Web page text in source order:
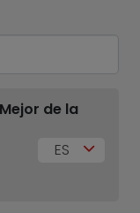
de la
ES